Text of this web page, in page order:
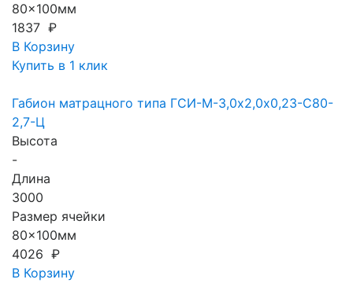
80x100мм
1837 ₽
В Корзину
Купить в 1 клик
Габион матрацного типа ГCИ-М-3,0х2,0х0,23-С80-
2,7-Ц
Высота
-
Длина
3000
Размер ячейки
80x100мм
4026 ₽
В Корзину